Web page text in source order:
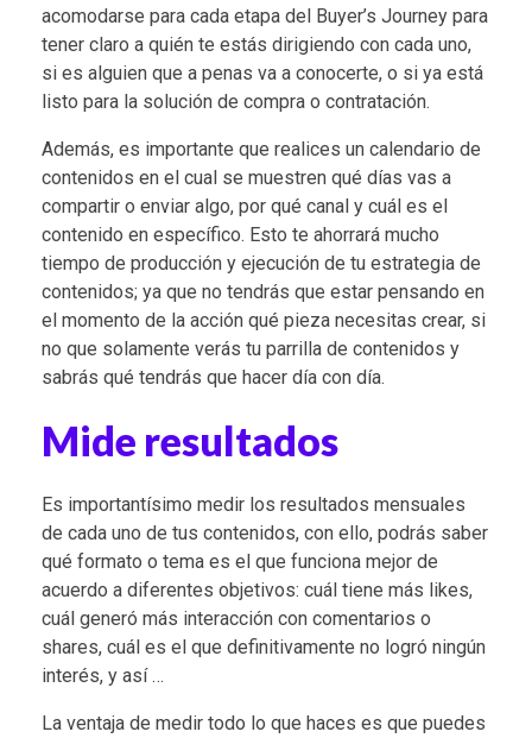
acomodarse para cada etapa del Buyer’s Journey para
tener claro a quién te estás dirigiendo con cada uno,
si es alguien que a penas va a conocerte, o si ya está
listo para la solución de compra o contratación.
Además, es importante que realices un calendario de
contenidos en el cual se muestren qué días vas a
compartir o enviar algo, por qué canal y cuál es el
contenido en específico. Esto te ahorrará mucho
tiempo de producción y ejecución de tu estrategia de
contenidos; ya que no tendrás que estar pensando en
el momento de la acción qué pieza necesitas crear, si
no que solamente verás tu parrilla de contenidos y
sabrás qué tendrás que hacer día con día.
Mide resultados
Es importantísimo medir los resultados mensuales
de cada uno de tus contenidos, con ello, podrás saber
qué formato o tema es el que funciona mejor de
acuerdo a diferentes objetivos: cuál tiene más likes,
cuál generó más interacción con comentarios o
shares, cuál es el que definitivamente no logró ningún
interés, y así …
La ventaja de medir todo lo que haces es que puedes